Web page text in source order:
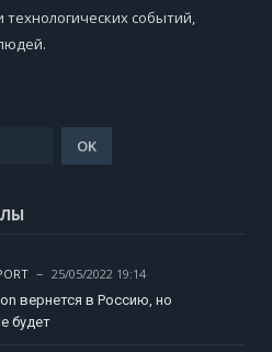
событий,
25/05/2022 19:14
вернется в Россию, но
будет